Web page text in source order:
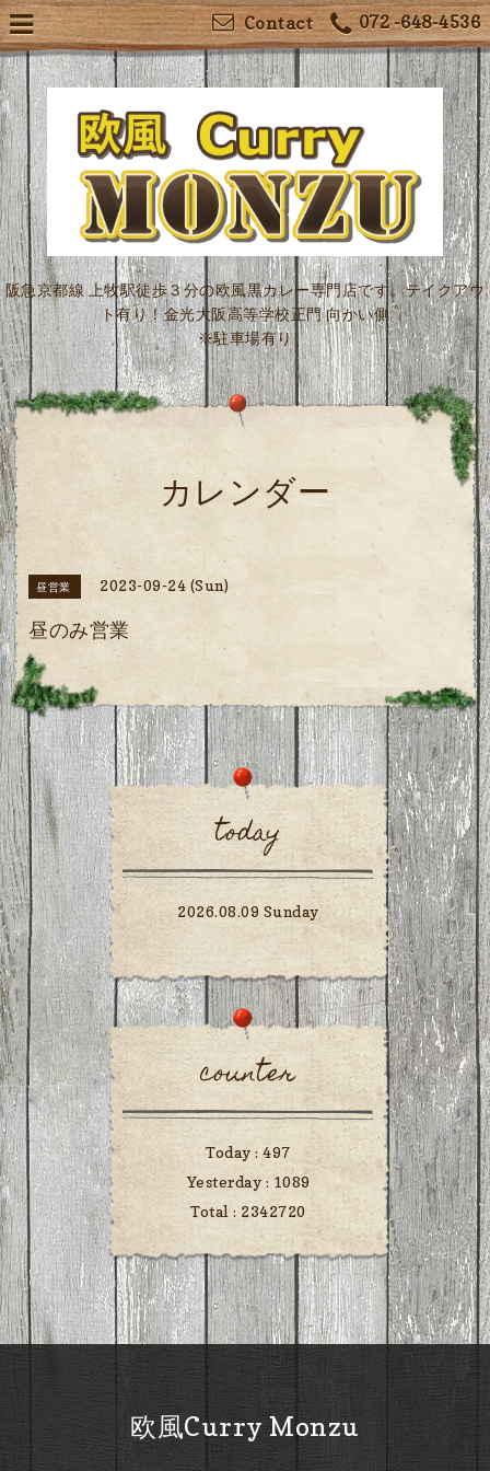
072 -648-4536
Contact
阪急京都線 上牧駅徒歩３分の欧風黒カレー専門店です。テイクアウ
ト有り！金光大阪高等学校正門 向かい側
※駐車場有り
カレンダー
昼営業 2023-09-24 (Sun)
昼のみ営業
today
2026.08.09 Sunday
counter
Today :497
Yesterday : 1089
Total : 2342720
欧風Curry Monzu